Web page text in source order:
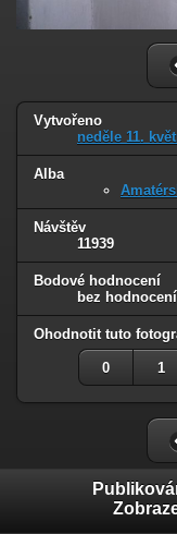
Vytvořeno
neděle 11.
Alba
Návštěv
11939
Bodové hodnocení
bez hodnocení
Ohodnotit tuto
0 1